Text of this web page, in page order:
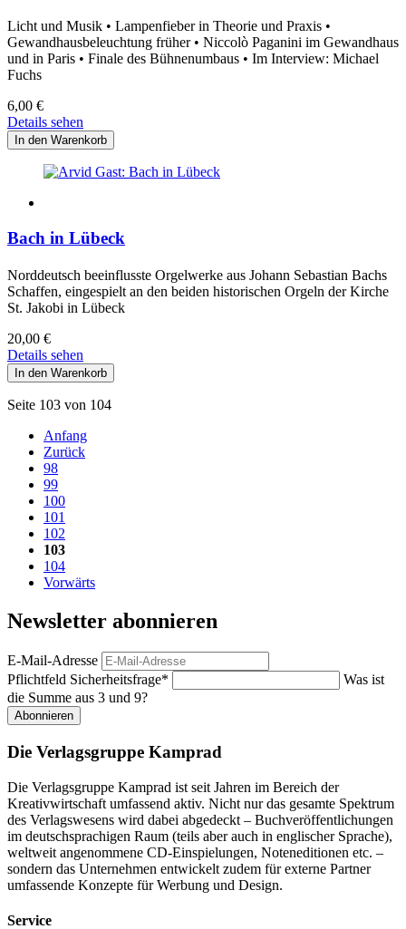
Licht und Musik • Lampenfieber in Theorie und Praxis •
Gewandhausbeleuchtung früher • Niccolò Paganini im Gewandhaus
und in Paris • Finale des Bühnenumbaus • Im Interview: Michael
Fuchs
6,00 €
Details sehen
Bach in Lübeck
Norddeutsch beeinflusste Orgelwerke aus Johann Sebastian Bachs
Schaffen, eingespielt an den beiden historischen Orgeln der Kirche
St. Jakobi in Lübeck
20,00 €
Details sehen
Seite 103 von 104
Anfang
Zurück
98
99
100
101
102
103
104
Vorwärts
Newsletter abonnieren
E-Mail-Adresse
Pflichtfeld Sicherheitsfrage*
Was ist
die Summe aus 3 und 9?
Abonnieren
Die Verlagsgruppe Kamprad
Die Verlagsgruppe Kamprad ist seit Jahren im Bereich der
Kreativwirtschaft umfassend aktiv. Nicht nur das gesamte Spektrum
des Verlagswesens wird dabei abgedeckt – Buchveröffentlichungen
im deutschsprachigen Raum (teils aber auch in englischer Sprache),
weltweit angenommene CD-Einspielungen, Noteneditionen etc. –
sondern das Unternehmen entwickelt zudem für externe Partner
umfassende Konzepte für Werbung und Design.
Service